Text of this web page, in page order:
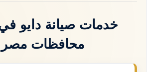
خدمات صيانة دايو
محافظات مصر